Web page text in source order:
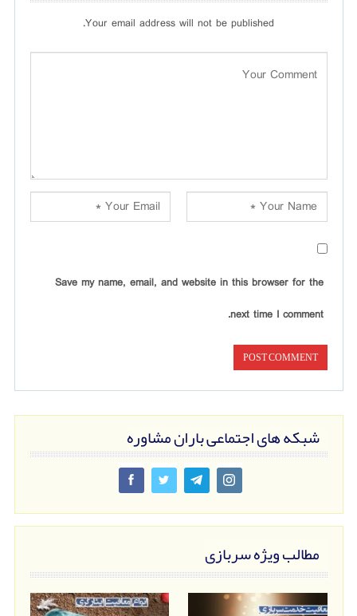
Your email address will not be published.
Save my name, email, and website in this browser for the
next time I comment.
شبکه های اجتماعی باران مشاوره
مطالب ویژه سربازی